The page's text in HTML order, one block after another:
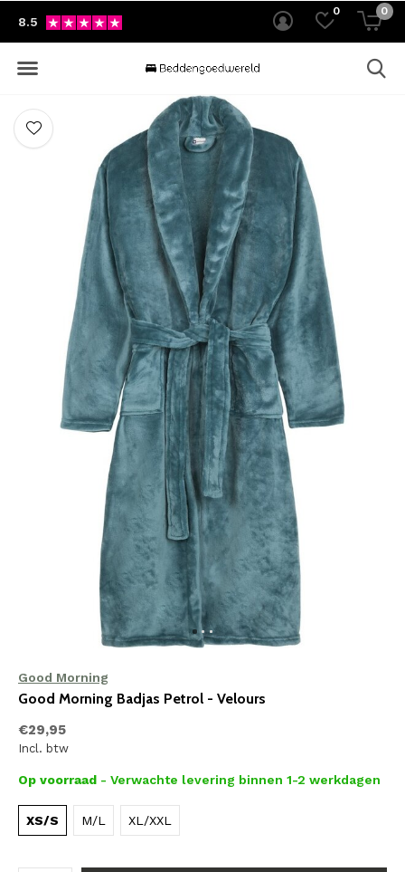
0 0
8.5
Good Morning
Good Morning Badjas Petrol - Velours
€29,95
Incl. btw
Op voorraad - Verwachte levering binnen 1-2 werkdagen
XS/S M/L XL/XXL